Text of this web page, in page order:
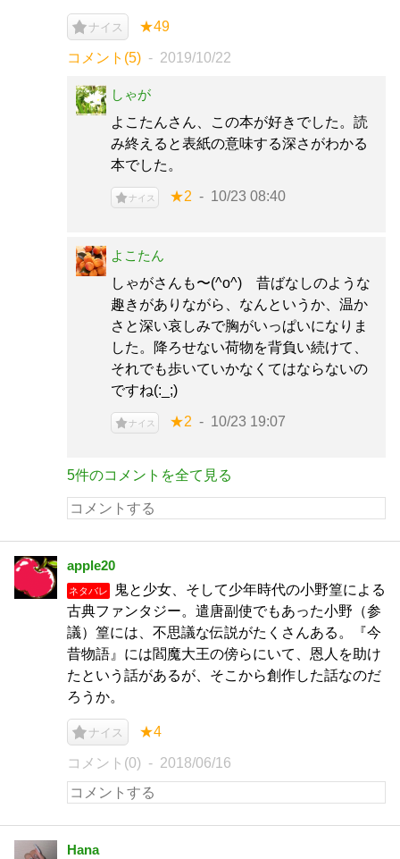
ナイス ★49
コメント(5) 2019/10/22
しゃが
よこたんさん、この本が好きでした。読
み終えると表紙の意味する深さがわかる
本でした。
ナイス ★2 10/23 08:40
よこたん
しゃがさんも〜(^o^) 昔ばなしのような
趣きがありながら、なんというか、温か
さと深い哀しみで胸がいっぱいになりま
した。降ろせない荷物を背負い続けて、
それでも歩いていかなくてはならないの
ですね(:_;)
ナイス ★2 10/23 19:07
5件のコメントを全て見る
apple20
ネタバレ
鬼と少女、そして少年時代の小野篁による
古典ファンタジー。遣唐副使でもあった小野（参
議）篁には、不思議な伝説がたくさんある。『今
昔物語』には閻魔大王の傍らにいて、恩人を助け
たという話があるが、そこから創作した話なのだ
ろうか。
ナイス ★4
コメント(0) 2018/06/16
Hana